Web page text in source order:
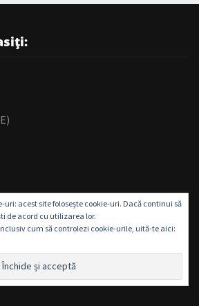
acest site folosește cookie-uri. Dacă continui să
de acord cu utilizarea lor.
cum să controlezi cookie-urile, uită-te aici: